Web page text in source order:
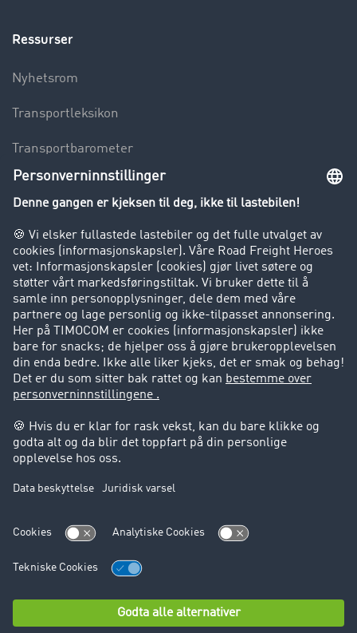
Ressurser
Nyhetsrom
Transportleksikon
Transportbarometer
Innsyn i fraktbørsen
Bedriften
Kunder verver kunder
Suksesshistorier
Kundestøtte
Kundestøtte
Juridisk informasjon
Impressum
Forretningsbetingelser